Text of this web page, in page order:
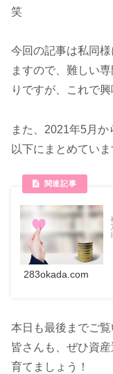
笑
今回の記事は私同
ますので、難しい
りですが、これで
また、2021年5月
以下にまとめてい
283okada.com
本日も最後までご
皆さんも、ぜひ資
育てましょう！